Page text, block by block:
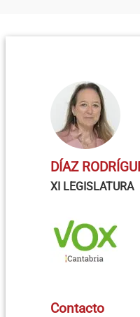
DÍAZ
XI LEGISLATURA
Contacto